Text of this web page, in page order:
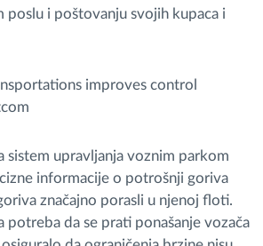
poslu i poštovanju svojih kupaca i
sistem upravljanja voznim parkom
informacije o potrošnji goriva
značajno porasli u njenoj floti.
potreba da se prati ponašanje vozača